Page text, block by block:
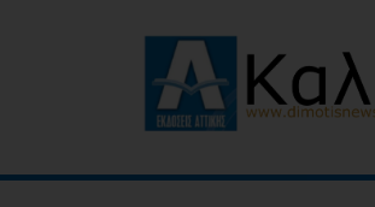
ΕΙΔΗΣΕΙΣ